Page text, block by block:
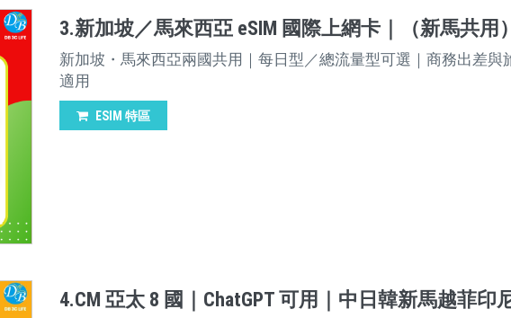
3.新加坡／馬來西亞 eSIM 國際上網卡｜（新馬共用
新加坡・馬來西亞兩國共用｜每日型／總流量型可選｜商務出差與
適用
ESIM 特區
4.CM 亞太 8 國｜ChatGPT 可用｜中日韓新馬越菲印